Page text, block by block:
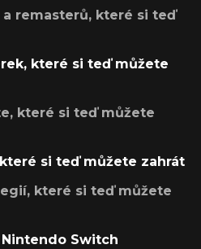
remasterů, které si teď
které si teď můžete
které si teď můžete
si teď můžete zahrát
které si teď můžete
Switch